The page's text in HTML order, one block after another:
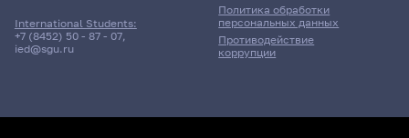
Разработка программного
обеспечения в
профессиональной
210гр., Фак-т психологии
International Students:
+7 (8452) 50 - 87 - 07,
ied@sgu.ru
Политика обработки
персональных данных
Противодействие
коррупции